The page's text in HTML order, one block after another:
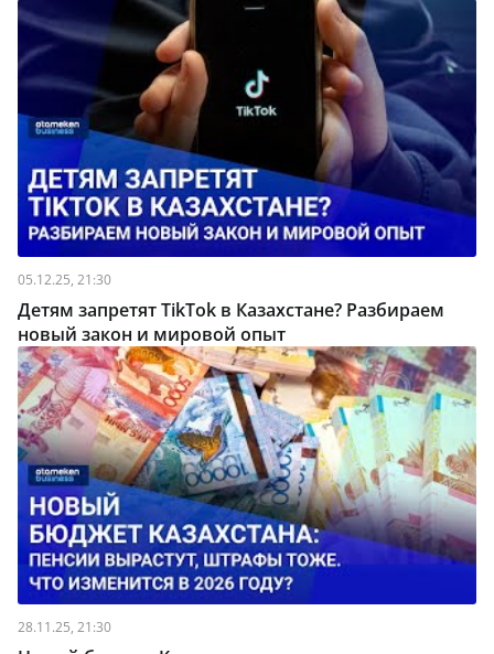
05.12.25, 21:30
Детям запретят TikTok в Казахстане? Разбираем
новый закон и мировой опыт
28.11.25, 21:30